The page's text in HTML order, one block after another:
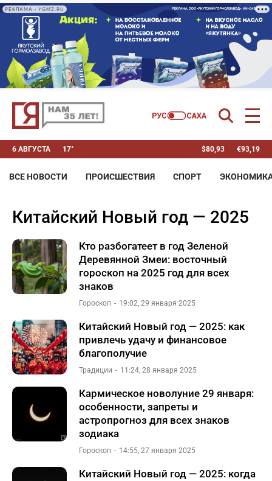
РЕКЛАМА • YGMZ.RU
6 АВГУСТА 17° $80,93 €93,19
ВСЕ НОВОСТИ ПРОИСШЕСТВИЯ СПОРТ
китайский Новый год — 2025
Кто разбогатеет в год Зеленой
Деревянной Змеи: восточный
гороскоп на 2025 год для всех
знаков
Гороскоп 19:02, 29 января 2025
Китайский Новый год — 2025: как
привлечь удачу и финансовое
благополучие
Традиции 11:24, 28 января 2025
Кармическое новолуние 29 января:
особенности, запреты и
астропрогноз для всех знаков
зодиака
Гороскоп 14:55, 27 января 2025
Китайский Новый год — 2025: когда